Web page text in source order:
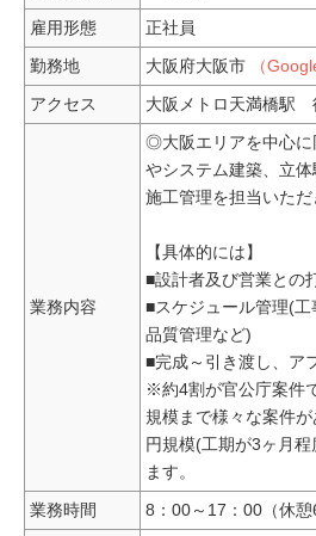
雇用形態
正社員
勤務地
大阪府大阪市 （
アクセス
大阪メトロ天満橋駅
業務内容
◎大阪エリアを中心に
やシステム建築、立
施工管理を担当いただ
【具体的には】
■設計者及び営業との
■スケジュール管理(
品質管理など)
■完成～引き渡し、ア
※約4割が官公庁案件
規模まで様々な案件
円規模(工期が3ヶ月
ます。
業務時間
8：00～17：00（休憩